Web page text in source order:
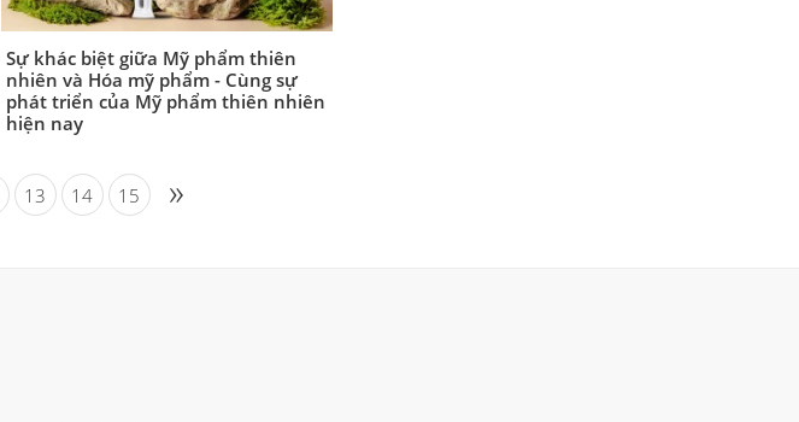
Sự khác biệt giữa Mỹ phẩm thiên
nhiên và Hóa mỹ phẩm - Cùng sự
phát triển của Mỹ phẩm thiên nhiên
hiện nay
13 14 15 »